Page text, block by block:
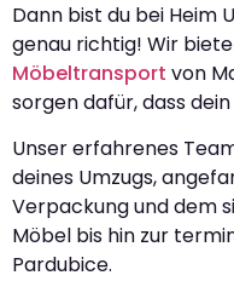
Dann bist du bei Heim
genau richtig! Wir
Möbeltransport von
sorgen dafür, dass
Unser erfahrenes
deines Umzugs,
Verpackung und dem
Möbel bis hin zur
Pardubice.